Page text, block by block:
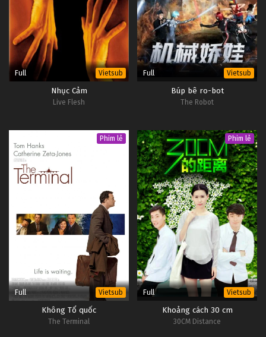
Full Vietsub
Nhục Cảm
Live Flesh
Full Vietsub
Búp bê ro-bot
The Robot
Phim lẻ
Full Vietsub
Không Tổ quốc
The Terminal
Phim lẻ
Full Vietsub
Khoảng cách 30 cm
30CM Distance